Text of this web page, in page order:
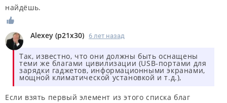
найдёшь.
Alexey (p21x30) 6 лет назад
Так, известно, что они должны быть оснащены
теми же благами цивилизации (USB-портами для
зарядки гаджетов, информационными экранами,
мощной климатической установкой и т.д.),
Если взять первый элемент из этого списка благ